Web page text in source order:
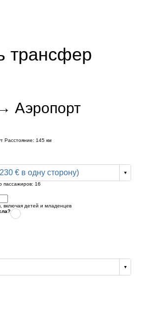
трансфер
Аэропорт
Расстояние: 145 км
€ в одну сторону)
пассажиров: 16
включая детей и младенцев